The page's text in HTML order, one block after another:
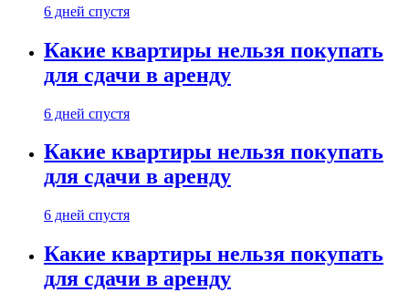
6 дней спустя
Какие квартиры нельзя покупать
для сдачи в аренду
6 дней спустя
Какие квартиры нельзя покупать
для сдачи в аренду
6 дней спустя
Какие квартиры нельзя покупать
для сдачи в аренду